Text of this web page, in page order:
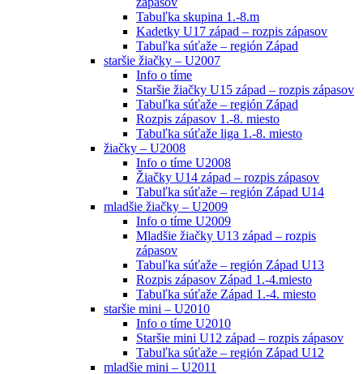
Tabuľka skupina 1.-8.m
Kadetky U17 západ – rozpis zápasov
Tabuľka súťaže – región Západ
staršie žiačky – U2007
Info o tíme
Staršie žiačky U15 západ – rozpis zápasov
Tabuľka súťaže – región Západ
Rozpis zápasov 1.-8. miesto
Tabuľka súťaže liga 1.-8. miesto
žiačky – U2008
Info o tíme U2008
Žiačky U14 západ – rozpis zápasov
Tabuľka súťaže – región Západ U14
mladšie žiačky – U2009
Info o tíme U2009
Mladšie žiačky U13 západ – rozpis
zápasov
Tabuľka súťaže – región Západ U13
Rozpis zápasov Západ 1.-4.miesto
Tabuľka súťaže Západ 1.-4. miesto
staršie mini – U2010
Info o tíme U2010
Staršie mini U12 západ – rozpis zápasov
Tabuľka súťaže – región Západ U12
mladšie mini – U2011